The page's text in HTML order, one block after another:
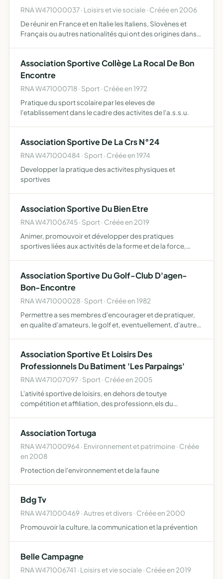
RNA W471000037 · Loisirs et vie sociale · Créée en 2006
De réunir en France et en Italie les Italiens, Slovènes et
Français ou autres nationalités qui ont des origines dans
Association Sportive Collège La Rocal De Bon
Encontre
RNA W471000718 · Sport · Créée en 1972
Pratique du sport scolaire par les eleves de
l'etablissement dans le cadre des activites de l'a.s.s.u.
Association Sportive De La Crs N°24
RNA W471000484 · Sport · Créée en 1974
Developper la pratique des activites physiques et
sportives
Association Sportive Du Bien Etre
RNA W471006745 · Sport · Créée en 2019
Animer, promouvoir et développer des pratiques
sportives liées aux activités de la forme et de la force,
compétitions clubs ou…
Association Sportive Du Golf-Club D'agen-
Bon-Encontre
RNA W471000028 · Sport · Créée en 1982
Permettre a ses membres d'encourager et de pratiquer,
en qualite d'amateurs, le golf et, eventuellement, d'autres
Association Sportive Et Loisirs Des
Professionnels Du Batiment 'Les Parpaings'
RNA W471007097 · Sport · Créée en 2005
L'ativité sportive de loisirs, en dehors de toutye
compétition et affiliation, des professionn,els du
Association Tortuga
RNA W471000964 · Environnement et patrimoine · Créée
en 2008
Protection de l'environnement et de la faune
Bdg Tv
RNA W471000469 · Autres et divers · Créée en 2000
Promouvoir la culture, la communication et la prévention
Belle Campagne
RNA W471006741 · Loisirs et vie sociale · Créée en 2019